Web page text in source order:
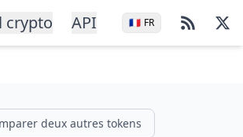
crypto API 🇫🇷 FR
deux autres tokens